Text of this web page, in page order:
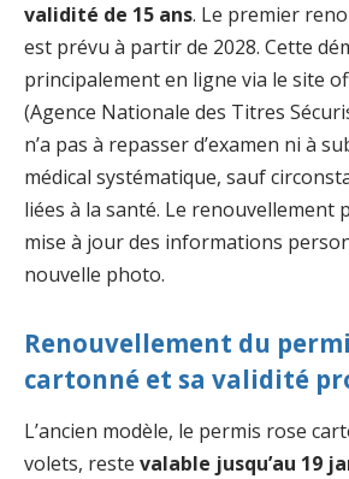
validité de 15 ans. Le premier
est prévu à partir de 2028. Cette
principalement en ligne via le site
(Agence Nationale des Titres
n’a pas à repasser d’examen ni à
médical systématique, sauf
liées à la santé. Le renouvellement
mise à jour des informations
nouvelle photo.
Renouvellement du
cartonné et sa validité
L’ancien modèle, le permis rose
volets, reste valable jusqu’au 19